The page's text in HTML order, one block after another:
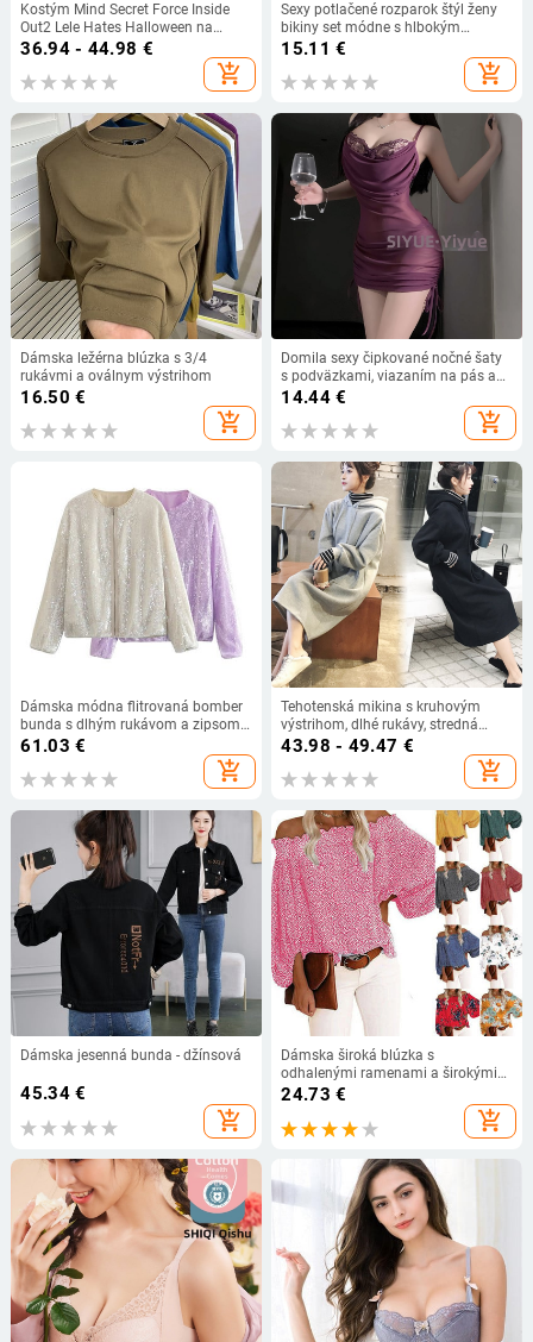
Kostým Mind Secret Force Inside
Out2 Lele Hates Halloween na
hranie rolí - sekundárny cosplay
36.94 - 44.98 €
add_shopping_cart
Sexy potlačené rozparok štýl ženy
bikiny set módne s hlbokým
výstrihom podväzkové plavky s
vysokým pásom párty plavky bazén
15.11 €
add_shopping_cart
Dámska ležérna blúzka s 3/4
rukávmi a oválnym výstrihom
16.50 €
add_shopping_cart
Domila sexy čipkované nočné šaty
s podväzkami, viazaním na pás a
pokrytím bokov
14.44€
add_shopping_cart
Dámska módna flitrovaná bomber
bunda s dlhým rukávom a zipsom
na prednom zipse TRAF
61.03 €
add_shopping_cart
Tehotenská mikina s kruhovým
výstrihom, dlhé rukávy, stredná
dĺžka, 95% bavlna
43.98 - 49.47 €
add_shopping_cart
Dámska jesenná bunda - džínsová
45.34€
add_shopping_cart
Dámska široká blúzka s
odhalenými ramenami a širokými
rukávmi
24.73 €
add_shopping_cart